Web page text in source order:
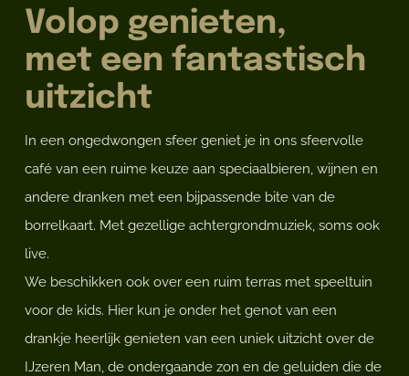
Volop genieten,
met een fantastisch
uitzicht
In een ongedwongen sfeer geniet je in ons sfeervolle
café van een ruime keuze aan speciaalbieren, wijnen en
andere dranken met een bijpassende bite van de
borrelkaart. Met gezellige achtergrondmuziek, soms ook
live.
We beschikken ook over een ruim terras met speeltuin
voor de kids. Hier kun je onder het genot van een
drankje heerlijk genieten van een uniek uitzicht over de
IJzeren Man, de ondergaande zon en de geluiden die de